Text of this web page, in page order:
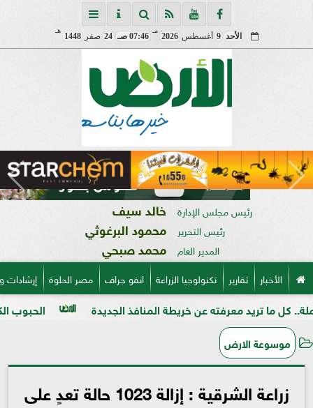
الأحد 9 أغسطس2026
مـ
07:46 صـ 24 صفر1448
هـ
رئيس مجلس الإدارة خالد سيف
رئيس التحرير محمود البرغوثي
المدير العام محمد صبحي
الأخبار تقارير تكنولوجيا الزراعة انفو جراف مصر الحلوة
الحبوب الكاملة معرفته عن خريطة المنافذ الجديدة
موسوعة الارض
زراعة الشرقية : إزالة 1023 حالة تعدٍ على